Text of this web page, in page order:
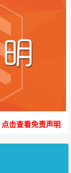
点击查看免责声明